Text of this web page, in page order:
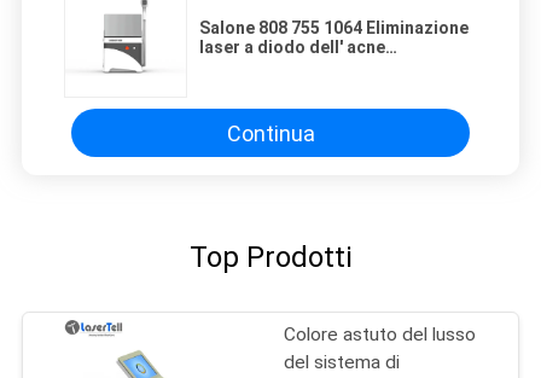
Salone 808 755 1064 Eliminazione
laser a diodo dell' acne
Continua
Top Prodotti
Colore astuto del lusso
del sistema di